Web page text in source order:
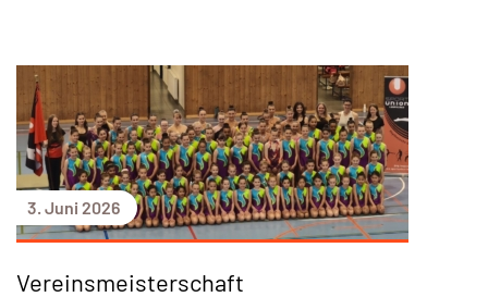
3. Juni 2026
Vereinsmeisterschaft